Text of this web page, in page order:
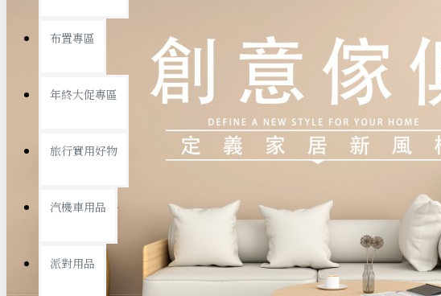
優惠活動 最新活動
汽機車用品
查看更多
布置專區
年終大促專區
旅行實用好物
汽機車用品
派對用品